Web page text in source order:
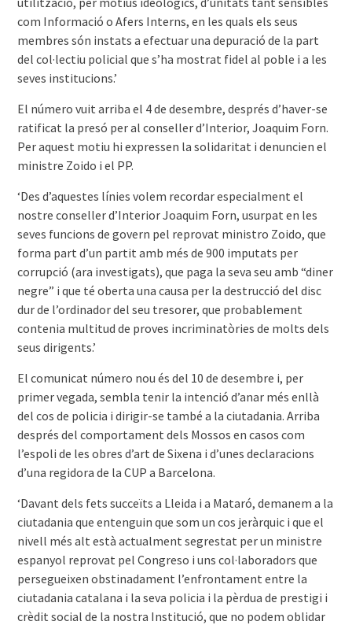
com Informació o Afers Interns, en les quals els seus
membres són instats a efectuar una depuració de la part
del col·lectiu policial que s’ha mostrat fidel al poble i a les
seves institucions.’
El número vuit arriba el 4 de desembre, després d’haver-se
ratificat la presó per al conseller d’Interior, Joaquim Forn.
Per aquest motiu hi expressen la solidaritat i denuncien el
ministre Zoido i el PP.
‘Des d’aquestes línies volem recordar especialment el
nostre conseller d’Interior Joaquim Forn, usurpat en les
seves funcions de govern pel reprovat ministro Zoido, que
forma part d’un partit amb més de 900 imputats per
corrupció (ara investigats), que paga la seva seu amb “diner
negre” i que té oberta una causa per la destrucció del disc
dur de l’ordinador del seu tresorer, que probablement
contenia multitud de proves incriminatòries de molts dels
seus dirigents.’
El comunicat número nou és del 10 de desembre i, per
primer vegada, sembla tenir la intenció d’anar més enllà
del cos de policia i dirigir-se també a la ciutadania. Arriba
després del comportament dels Mossos en casos com
l’espoli de les obres d’art de Sixena i d’unes declaracions
d’una regidora de la CUP a Barcelona.
‘Davant dels fets succeïts a Lleida i a Mataró, demanem a la
ciutadania que entenguin que som un cos jeràrquic i que el
nivell més alt està actualment segrestat per un ministre
espanyol reprovat pel Congreso i uns col·laboradors que
persegueixen obstinadament l’enfrontament entre la
ciutadania catalana i la seva policia i la pèrdua de prestigi i
crèdit social de la nostra Institució, que no podem oblidar